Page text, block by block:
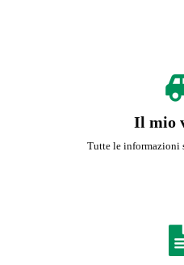
Il mio
Tutte le informazioni